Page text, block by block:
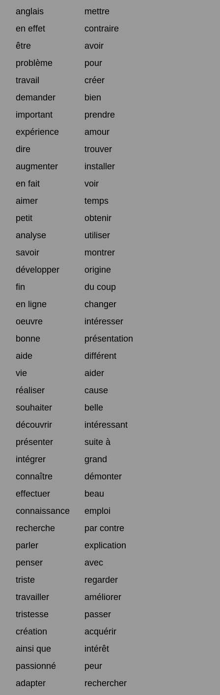
anglais
mettre
en effet
contraire
être
avoir
problème
pour
travail
créer
demander
bien
important
prendre
expérience
amour
dire
trouver
augmenter
installer
en fait
voir
aimer
temps
petit
obtenir
analyse
utiliser
savoir
montrer
développer
origine
fin
du coup
en ligne
changer
oeuvre
intéresser
bonne
présentation
aide
différent
vie
aider
réaliser
cause
souhaiter
belle
découvrir
intéressant
présenter
suite à
intégrer
grand
connaître
démonter
effectuer
beau
connaissance
emploi
recherche
par contre
parler
explication
penser
avec
triste
regarder
travailler
améliorer
tristesse
passer
création
acquérir
ainsi que
intérêt
passionné
peur
adapter
rechercher